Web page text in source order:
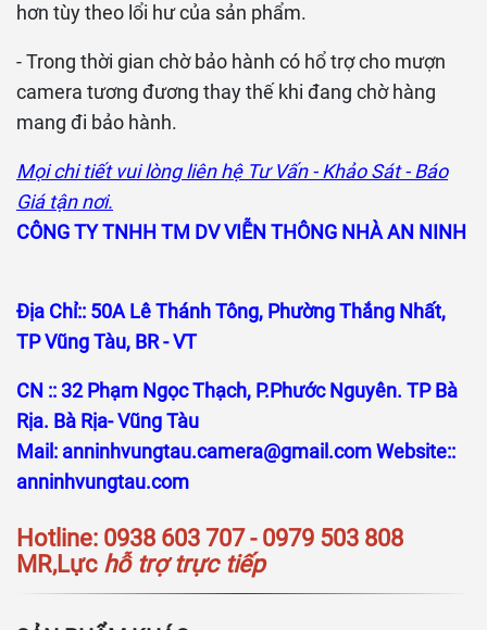
hơn tùy theo lổi hư của sản phẩm.
- Trong thời gian chờ bảo hành có hổ trợ cho mượn
camera tương đương thay thế khi đang chờ hàng
mang đi bảo hành.
Mọi chi tiết vui lòng liên hệ Tư Vấn - Khảo Sát - Báo
Giá tận nơi.
CÔNG TY TNHH TM DV VIỄN THÔNG NHÀ AN NINH
Địa Chỉ:: 50A Lê Thánh Tông, Phường Thắng Nhất,
TP Vũng Tàu, BR - VT
CN :: 32 Phạm Ngọc Thạch, P.Phước Nguyên. TP Bà
Rịa. Bà Rịa- Vũng Tàu
Mail: anninhvungtau.camera@gmail.comWebsite::
anninhvungtau.com
Hotline: 0938 603 707 - 0979 503 808
MR,Lực hỗ trợ trực tiếp